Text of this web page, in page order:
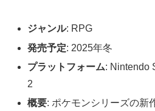
ジャンル: RPG
発売予定: 2025年冬
プラットフォーム: Nintendo
2
概要: ポケモンシリーズの新